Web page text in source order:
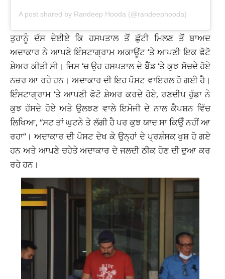
A post shared by Randeep Hooda (@randeephooda)
ਤੁਹਾਨੂੰ ਦੱਸ ਦੇਈਏ ਕਿ ਹਸਪਤਾਲ ਤੋਂ ਛੁੱਟੀ ਮਿਲਣ ਤੋਂ ਬਾਅਦ
ਅਦਾਕਾਰ ਨੇ ਆਪਣੇ ਇੰਸਟਾਗ੍ਰਾਮ ਅਕਾਊਂਟ ‘ਤੇ ਆਪਣੀ ਇਕ ਫੋਟੋ
ਸ਼ੇਅਰ ਕੀਤੀ ਸੀ। ਜਿਸ ‘ਚ ਉਹ ਹਸਪਤਾਲ ਦੇ ਬੈੱਡ ‘ਤੇ ਕੁਝ ਸੋਚਦੇ ਹੋਏ
ਨਜ਼ਰ ਆ ਰਹੇ ਹਨ। ਅਦਾਕਾਰ ਦੀ ਇਹ ਪੋਸਟ ਵਾਇਰਲ ਹੋ ਗਈ ਹੈ।
ਇੰਸਟਾਗ੍ਰਾਮ ‘ਤੇ ਆਪਣੀ ਫੋਟੋ ਸ਼ੇਅਰ ਕਰਦੇ ਹੋਏ, ਰਣਦੀਪ ਹੁੱਡਾ ਨੇ
ਕੁਝ ਹੱਸਦੇ ਹੋਏ ਅਤੇ ਉਲਝਣ ਵਾਲੇ ਇਮੋਜੀ ਦੇ ਨਾਲ ਕੈਪਸ਼ਨ ਵਿੱਚ
ਲਿਖਿਆ, “ਸਟ ਤਾਂ ਘੁਟਨੇ ਤੇ ਲੱਗੀ ਹੈ ਪਰ ਕੁਝ ਯਾਦ ਸਾ ਕਿਉੰ ਨਹੀਂ ਆ
ਰਹਾ”। ਅਦਾਕਾਰ ਦੀ ਪੋਸਟ ਦੇਖ ਕੇ ਉਨ੍ਹਾਂ ਦੇ ਪ੍ਰਸ਼ੰਸਕ ਖੁਸ਼ ਹੋ ਗਏ
ਹਨ ਅਤੇ ਆਪਣੇ ਚਹੇਤੇ ਅਦਾਕਾਰ ਦੇ ਜਲਦੀ ਠੀਕ ਹੋਣ ਦੀ ਦੁਆ ਕਰ
ਰਹੇ ਹਨ।